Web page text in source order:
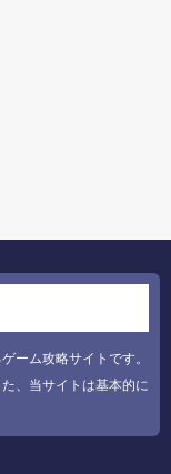
ーム攻略サイトです。
、当サイトは基本的に